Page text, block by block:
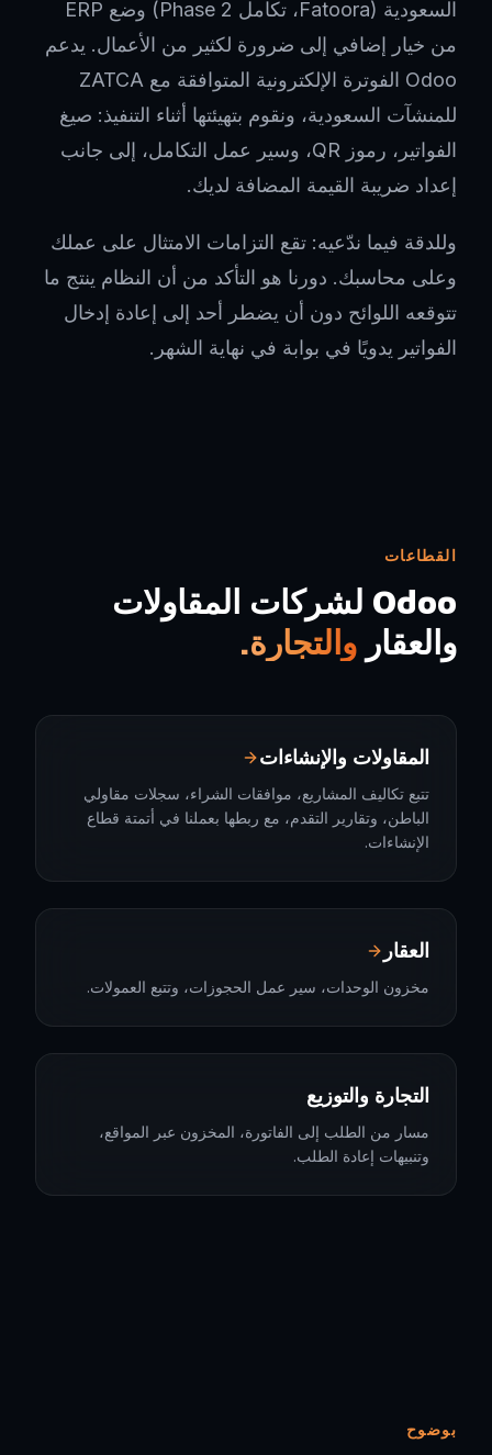
السعودية (Fatoora، تكامل Phase 2) وضع ERP
من خيار إضافي إلى ضرورة لكثير من الأعمال. يدعم
Odoo الفوترة الإلكترونية المتوافقة مع ZATCA
للمنشآت السعودية، ونقوم بتهيئتها أثناء التنفيذ: صيغ
الفواتير، رموز QR، وسير عمل التكامل، إلى جانب
إعداد ضريبة القيمة المضافة لديك.
وللدقة فيما ندّعيه: تقع التزامات الامتثال على عملك
وعلى محاسبك. دورنا هو التأكد من أن النظام ينتج ما
تتوقعه اللوائح دون أن يضطر أحد إلى إعادة إدخال
الفواتير يدويًا في بوابة في نهاية الشهر.
القطاعات
Odoo لشركات المقاولات
والعقار والتجارة.
المقاولات والإنشاءات
تتبع تكاليف المشاريع، موافقات الشراء، سجلات مقاولي
الباطن، وتقارير التقدم، مع ربطها بعملنا في أتمتة قطاع
الإنشاءات.
العقار
مخزون الوحدات، سير عمل الحجوزات، وتتبع العمولات.
التجارة والتوزيع
مسار من الطلب إلى الفاتورة، المخزون عبر المواقع،
وتنبيهات إعادة الطلب.
بوضوح